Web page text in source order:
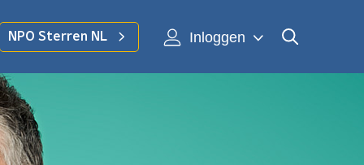
NPO Sterren NL Inloggen